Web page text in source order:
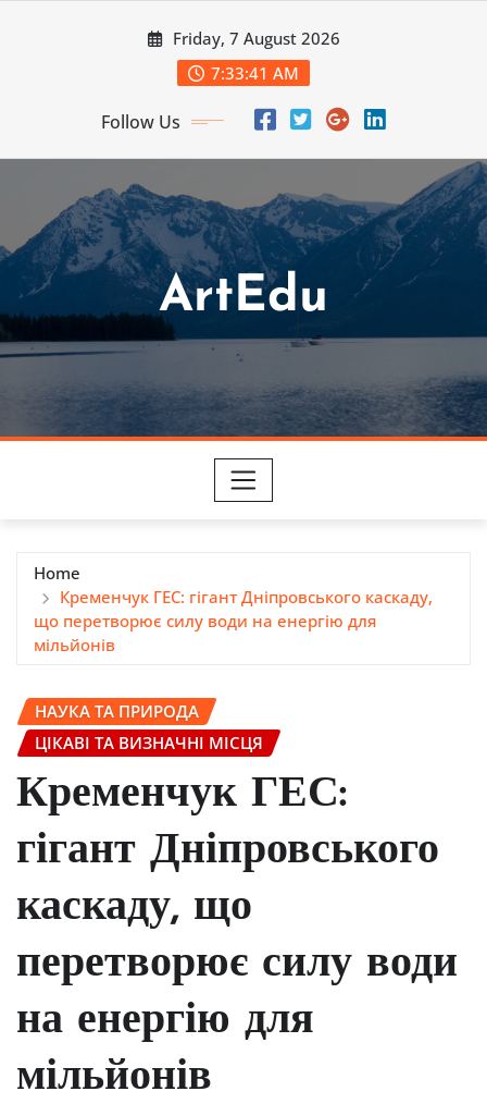
Friday, 7 August 2026
7:33:42 AM
Follow Us
ArtEdu
Home
Кременчук ГЕС: гігант Дніпровського каскаду,
що перетворює силу води на енергію для
мільйонів
НАУКА ТА ПРИРОДА
ЦІКАВІ ТА ВИЗНАЧНІ МІСЦЯ
Кременчук ГЕС:
гігант Дніпровського
каскаду, що
перетворює силу води
на енергію для
мільйонів